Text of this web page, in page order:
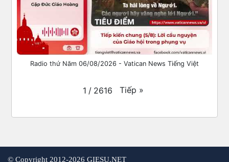
Radio thứ Năm 06/08/2026 - Vatican News Tiếng Việt
1 / 2616 Tiếp »
© Copyright 2012-2026 GIESU.NET